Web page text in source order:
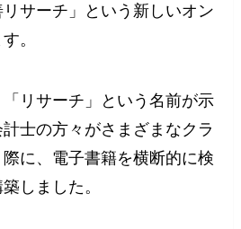
サーチ」という新しいオン
。
リサーチ」という名前が示
士の方々がさまざまなクラ
に、電子書籍を横断的に検
しました。